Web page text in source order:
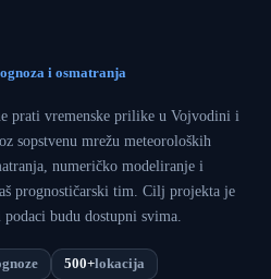
i osmatranja
prati vremenske prilike u Vojvodini i
sopstvenu mrežu meteoroloških
numeričko modeliranje i
prognostičarski tim. Cilj projekta je
budu dostupni svima.
500+lokacija